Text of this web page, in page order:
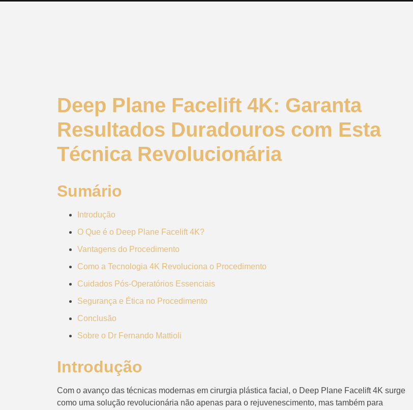
Deep Plane Facelift 4K: Garanta
Resultados Duradouros com Esta
Técnica Revolucionária
Sumário
Introdução
O Que é o Deep Plane Facelift 4K?
Vantagens do Procedimento
Como a Tecnologia 4K Revoluciona o Procedimento
Cuidados Pós-Operatórios Essenciais
Segurança e Ética no Procedimento
Conclusão
Sobre o Dr Fernando Mattioli
Introdução
Com o avanço das técnicas modernas em cirurgia plástica facial, o Deep Plane Facelift 4K surge
como uma solução revolucionária não apenas para o rejuvenescimento, mas também para